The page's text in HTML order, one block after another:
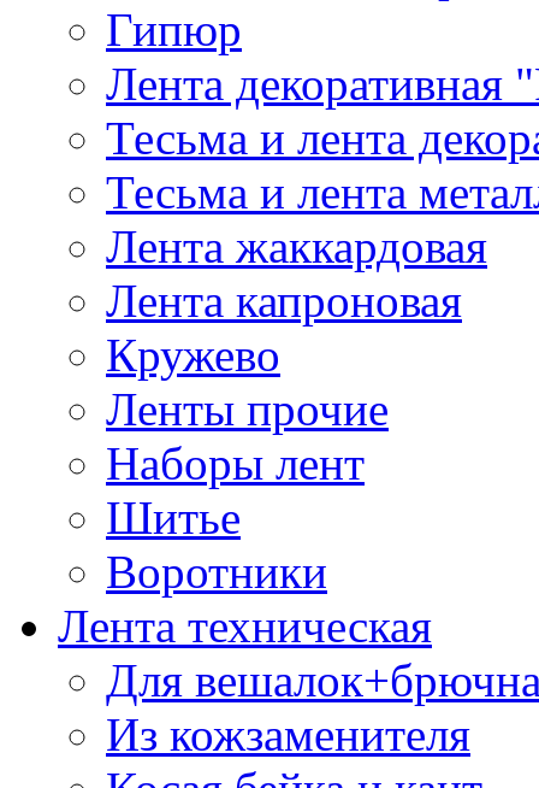
Гипюр
Лента декоративная
Тесьма и лента
Тесьма и лента
Лента жаккардовая
Лента капроновая
Кружево
Ленты прочие
Наборы лент
Шитье
Воротники
Лента техническая
Для
Из кожзаменителя